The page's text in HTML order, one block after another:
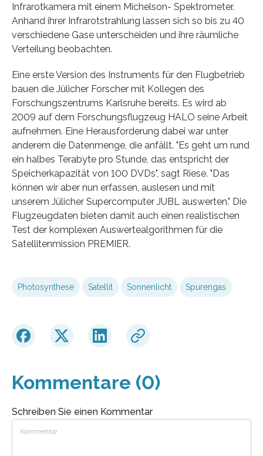
Infrarotkamera mit einem Michelson- Spektrometer.
Anhand ihrer Infrarotstrahlung lassen sich so bis zu 40
verschiedene Gase unterscheiden und ihre räumliche
Verteilung beobachten.
Eine erste Version des Instruments für den Flugbetrieb
bauen die Jülicher Forscher mit Kollegen des
Forschungszentrums Karlsruhe bereits. Es wird ab
2009 auf dem Forschungsflugzeug HALO seine Arbeit
aufnehmen. Eine Herausforderung dabei war unter
anderem die Datenmenge, die anfällt. "Es geht um rund
ein halbes Terabyte pro Stunde, das entspricht der
Speicherkapazität von 100 DVDs", sagt Riese. "Das
können wir aber nun erfassen, auslesen und mit
unserem Jülicher Supercomputer JUBL auswerten." Die
Flugzeugdaten bieten damit auch einen realistischen
Test der komplexen Auswertealgorithmen für die
Satellitenmission PREMIER.
Photosynthese Satellit Sonnenlicht Spurengas
Kommentare (0)
Schreiben Sie einen Kommentar